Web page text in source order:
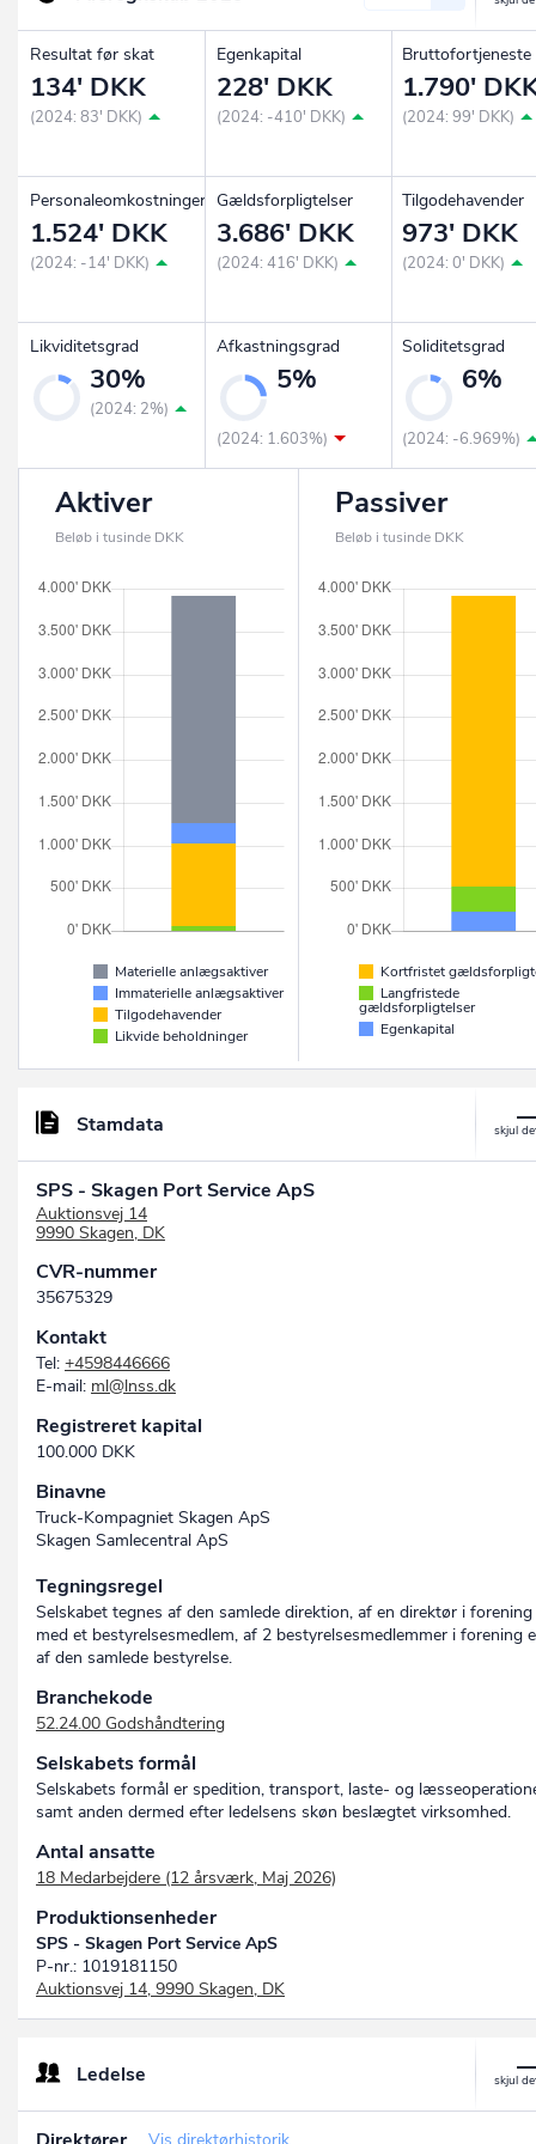
Resultat før skat
134' DKK
(2024: 83' DKK)
Egenkapital
228' DKK
(2024: -410' DKK)
Bruttofortjeneste
1.790'
(2024: 99' DKK)
Personaleomkostninger
1.524' DKK
(2024: -14' DKK)
Gældsforpligtelser
3.686' DKK
(2024: 416' DKK)
Tilgodehavender
973' DKK
(2024: 0' DKK)
Likviditetsgrad
30%
(2024: 2%)
Afkastningsgrad
5%
(2024: 1.603%)
Soliditetsgrad
6%
(2024: -6.969%)
Aktiver
Beløb i tusinde DKK
Materielle anlægsaktiver
Immaterielle anlægsaktiver
Tilgodehavender
Likvide beholdninger
Passiver
Beløb i tusinde DKK
Kortfristet
Langfristede
gældsforpligtelser
Egenkapital
Stamdata
SPS - Skagen Port Service ApS
Auktionsvej 14
9990 Skagen, DK
CVR-nummer
35675329
Kontakt
Tel: +4598446666
E-mail: ml@lnss.dk
Registreret kapital
100.000 DKK
Binavne
Truck-Kompagniet Skagen ApS
Skagen Samlecentral ApS
Tegningsregel
Selskabet tegnes af den samlede direktion, af en direktør i forening
med et bestyrelsesmedlem, af 2 bestyrelsesmedlemmer i forening
af den samlede bestyrelse.
Branchekode
52.24.00 Godshåndtering
Selskabets formål
Selskabets formål er spedition, transport, laste- og
samt anden dermed efter ledelsens skøn beslægtet virksomhed.
Antal ansatte
18 Medarbejdere (12 årsværk, Maj 2026)
Produktionsenheder
SPS - Skagen Port Service ApS
P-nr.: 1019181150
Auktionsvej 14, 9990 Skagen, DK
Ledelse